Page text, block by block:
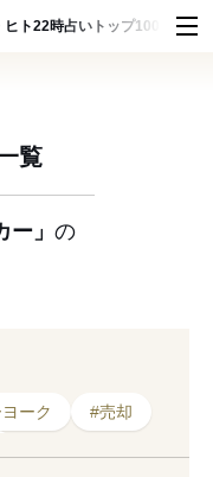
ヒト22時占い トップ100 スナッ
覧
」 の
ーク
#売却